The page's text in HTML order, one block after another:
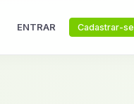
ENTRAR Cadastrar-se